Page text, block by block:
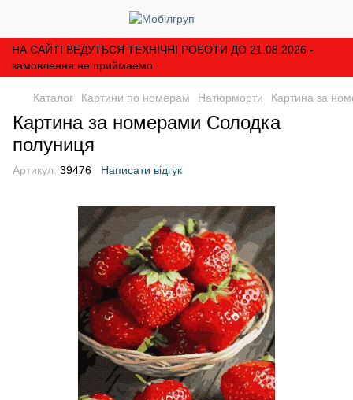
НА САЙТІ ВЕДУТЬСЯ ТЕХНІЧНІ РОБОТИ ДО 21.08.2026 -
замовлення не приймаемо
Каталог Картини по номерам Натюрморти Картина за
Картина за номерами Солодка
полуниця
Артикул: 39476 Написати відгук